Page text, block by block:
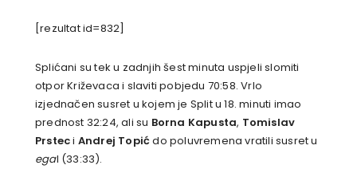
[rezultat id=832]
Splićani su tek u zadnjih šest minuta uspjeli slomiti
otpor Križevaca i slaviti pobjedu 70:58. Vrlo
izjednačen susret u kojem je Split u 18. minuti imao
prednost 32:24, ali su Borna Kapusta, Tomislav
Prsteci Andrej Topićdo poluvremena vratili susret u
egal (33:33).